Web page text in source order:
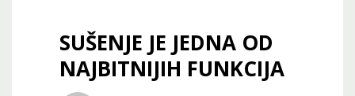
SUŠENJE JE JEDNA OD
NAJBITNIJIH FUNKCIJA